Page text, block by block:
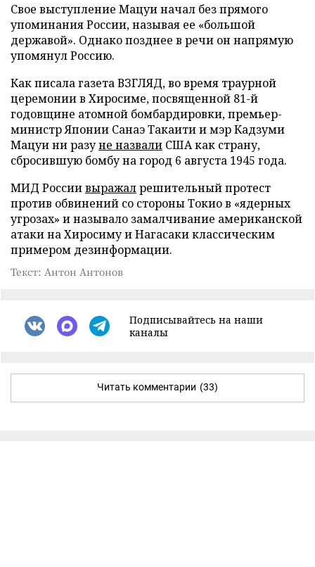
Свое выступление Мацуи начал без прямого
упоминания России, называя ее «большой
державой». Однако позднее в речи он напрямую
упомянул Россию.
Как писала газета ВЗГЛЯД, во время траурной
церемонии в Хиросиме, посвященной 81-й
годовщине атомной бомбардировки, премьер-
министр Японии Санаэ Такаити и мэр Кадзуми
Мацуи ни разуне назвали США как страну,
сбросившую бомбу на город 6 августа 1945 года.
МИД Россиивыражалрешительный протест
против обвинений со стороны Токио в «ядерных
угрозах» и называло замалчивание американской
атаки на Хиросиму и Нагасаки классическим
примером дезинформации.
Текст: Антон Антонов
Подписывайтесь на наши
каналы
Читать комментарии (33)